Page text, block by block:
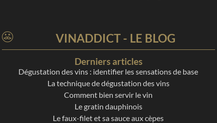
VINADDICT - LE BLOG
Derniers articles
Dégustation des vins : identifier les sensations de base
La technique de dégustation des vins
Comment bien servir le vin
Le gratin dauphinois
Le faux-filet et sa sauce aux cèpes